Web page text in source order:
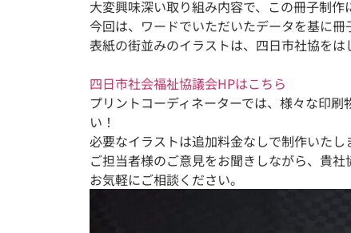
大変興味深い取り組み内容で、この冊子制作
今回は、ワードでいただいたデータを基に冊
表紙の街並みのイラストは、四日市社協を
四日市社会福祉協議会HPはこちら
プリントコーディネーターでは、様々な印
い！
必要なイラストは追加料金なしで制作いたし
ご担当者様のご意見をお聞きしながら、貴社
お気軽にご相談ください。